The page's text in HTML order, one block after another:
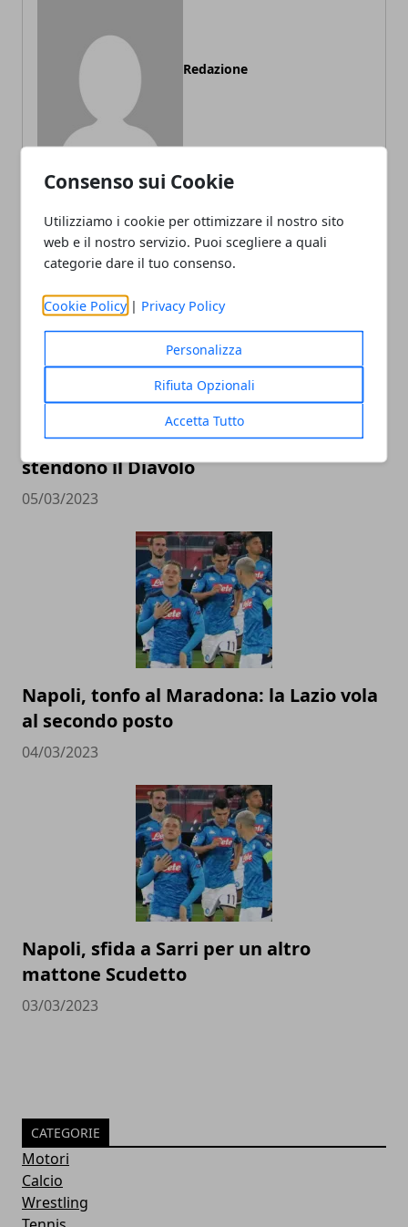
Consenso sui Cookie
Utilizziamo i cookie per ottimizzare il nostro sito
web e il nostro servizio. Puoi scegliere a quali
categorie dare il tuo consenso.
Cookie Policy | Privacy Policy
Personalizza
Rifiuta Opzionali
Accetta Tutto
Redazione
ARTICOLI CORRELATI
Milan, crollo a Firenze: Gonzalez-Jovic
stendono il Diavolo
05/03/2023
Napoli, tonfo al Maradona: la Lazio vola
al secondo posto
04/03/2023
Napoli, sfida a Sarri per un altro
mattone Scudetto
03/03/2023
CATEGORIE
Motori
Calcio
Wrestling